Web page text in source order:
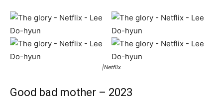
|Netflix
Good bad mother – 2023